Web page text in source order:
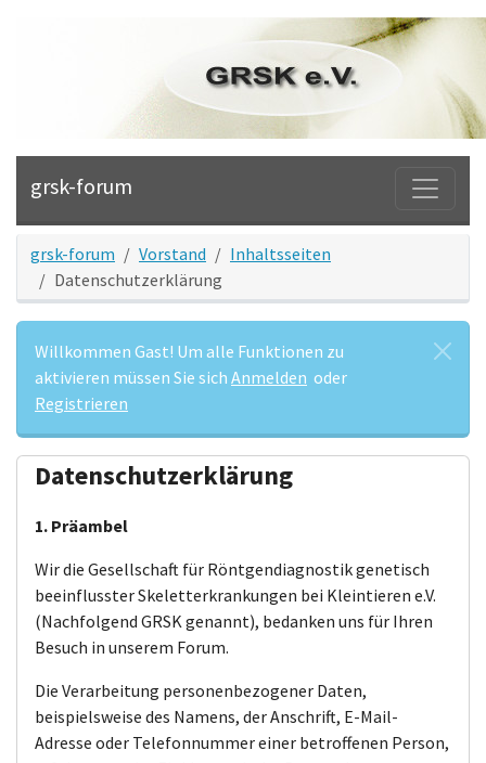
grsk-forum
grsk-forum Vorstand
Inhaltsseiten
Datenschutzerklärung
Willkommen Gast! Um alle Funktionen zu
aktivieren müssen Sie sich Anmelden oder
Registrieren
Datenschutzerklärung
1. Präambel
Wir die Gesellschaft für Röntgendiagnostik genetisch
beeinflusster Skeletterkrankungen bei Kleintieren e.V.
(Nachfolgend GRSK genannt), bedanken uns für Ihren
Besuch in unserem Forum.
Die Verarbeitung personenbezogener Daten,
beispielsweise des Namens, der Anschrift, E-Mail-
Adresse oder Telefonnummer einer betroffenen Person,